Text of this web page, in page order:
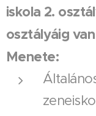
iskola 2.
osztályáig
Menete: